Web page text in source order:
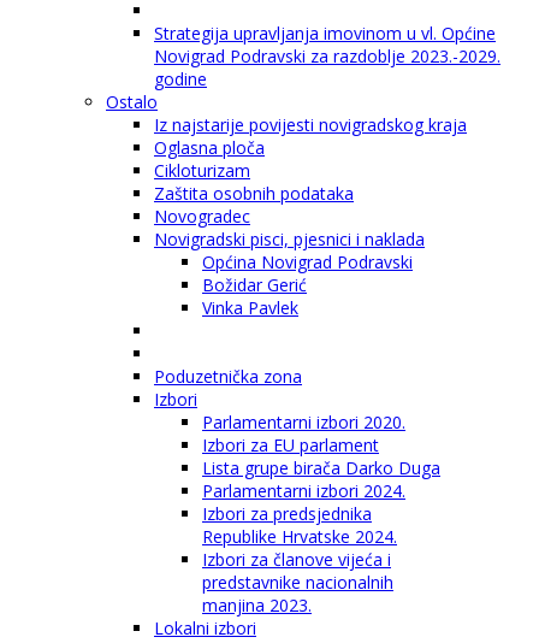
Strategija upravljanja imovinom u vl. Općine
Novigrad Podravski za razdoblje 2023.-2029.
godine
Ostalo
Iz najstarije povijesti novigradskog kraja
Oglasna ploča
Cikloturizam
Zaštita osobnih podataka
Novogradec
Novigradski pisci, pjesnici i naklada
Općina Novigrad Podravski
Božidar Gerić
Vinka Pavlek
Poduzetnička zona
Izbori
Parlamentarni izbori 2020.
Izbori za EU parlament
Lista grupe birača Darko Duga
Parlamentarni izbori 2024.
Izbori za predsjednika
Republike Hrvatske 2024.
Izbori za članove vijeća i
predstavnike nacionalnih
manjina 2023.
Lokalni izbori